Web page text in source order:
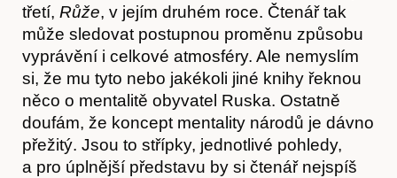
třetí, Růže, v jejím druhém roce. Čtenář tak
může sledovat postupnou proměnu způsobu
vyprávění i celkové atmosféry. Ale nemyslím
si, že mu tyto nebo jakékoli jiné knihy řeknou
něco o mentalitě obyvatel Ruska. Ostatně
doufám, že koncept mentality národů je dávno
přežitý. Jsou to střípky, jednotlivé pohledy,
a pro úplnější představu by si čtenář nejspíš